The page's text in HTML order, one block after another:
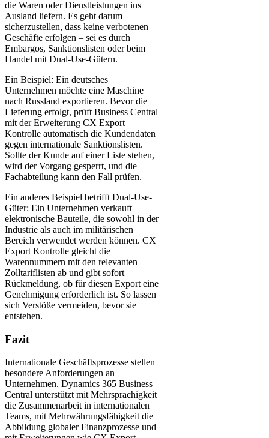
die Waren oder Dienstleistungen ins
Ausland liefern. Es geht darum
sicherzustellen, dass keine verbotenen
Geschäfte erfolgen – sei es durch
Embargos, Sanktionslisten oder beim
Handel mit Dual-Use-Gütern.
Ein Beispiel: Ein deutsches
Unternehmen möchte eine Maschine
nach Russland exportieren. Bevor die
Lieferung erfolgt, prüft Business Central
mit der Erweiterung CX Export
Kontrolle automatisch die Kundendaten
gegen internationale Sanktionslisten.
Sollte der Kunde auf einer Liste stehen,
wird der Vorgang gesperrt, und die
Fachabteilung kann den Fall prüfen.
Ein anderes Beispiel betrifft Dual-Use-
Güter: Ein Unternehmen verkauft
elektronische Bauteile, die sowohl in der
Industrie als auch im militärischen
Bereich verwendet werden können. CX
Export Kontrolle gleicht die
Warennummern mit den relevanten
Zolltariflisten ab und gibt sofort
Rückmeldung, ob für diesen Export eine
Genehmigung erforderlich ist. So lassen
sich Verstöße vermeiden, bevor sie
entstehen.
Fazit
Internationale Geschäftsprozesse stellen
besondere Anforderungen an
Unternehmen. Dynamics 365 Business
Central unterstützt mit Mehrsprachigkeit
die Zusammenarbeit in internationalen
Teams, mit Mehrwährungsfähigkeit die
Abbildung globaler Finanzprozesse und